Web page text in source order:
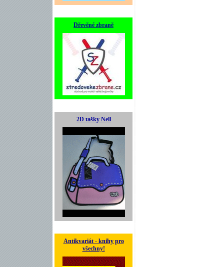
Dřevěné zbraně
2D tašky Nell
Antikvariát - knihy pro
všechny!